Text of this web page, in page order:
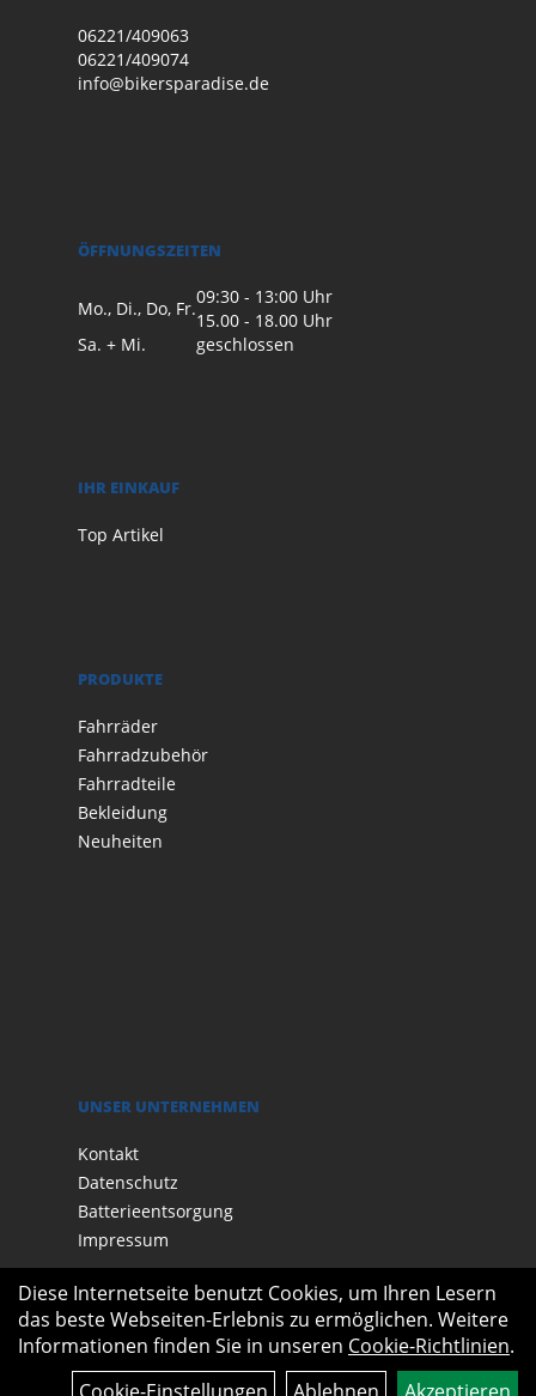
06221/409063
06221/409074
info@bikersparadise.de
ÖFFNUNGSZEITEN
Mo., Di., Do, Fr.
09:30 - 13:00 Uhr
15.00 - 18.00 Uhr
Sa. + Mi.
geschlossen
IHR EINKAUF
Top Artikel
PRODUKTE
Fahrräder
Fahrradzubehör
Fahrradteile
Bekleidung
Neuheiten
UNSER UNTERNEHMEN
Kontakt
Datenschutz
Batterieentsorgung
Impressum
Diese Internetseite benutzt Cookies, um Ihren Lesern
das beste Webseiten-Erlebnis zu ermöglichen. Weitere
Informationen finden Sie in unseren Cookie-Richtlinien.